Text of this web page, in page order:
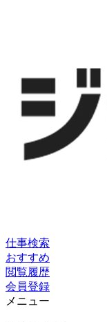
仕事検索
おすすめ
閲覧履歴
会員登録
メニュー